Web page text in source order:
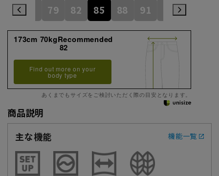
76 79 82 85 88 91 94
173cm 70kgRecommended
82
Find out more on your
body type
あくまでもサイズをご検討いただく際の目安となります。
商品説明
主な機能
機能一覧